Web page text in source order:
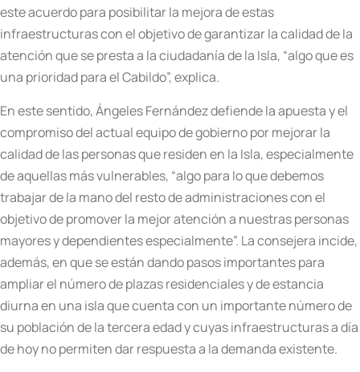
este acuerdo para posibilitar la mejora de estas
infraestructuras con el objetivo de garantizar la calidad de la
atención que se presta a la ciudadanía de la Isla, “algo que es
una prioridad para el Cabildo”, explica.
En este sentido, Ángeles Fernández defiende la apuesta y el
compromiso del actual equipo de gobierno por mejorar la
calidad de las personas que residen en la Isla, especialmente
de aquellas más vulnerables, “algo para lo que debemos
trabajar de la mano del resto de administraciones con el
objetivo de promover la mejor atención a nuestras personas
mayores y dependientes especialmente”. La consejera incide,
además, en que se están dando pasos importantes para
ampliar el número de plazas residenciales y de estancia
diurna en una isla que cuenta con un importante número de
su población de la tercera edad y cuyas infraestructuras a día
de hoy no permiten dar respuesta a la demanda existente.